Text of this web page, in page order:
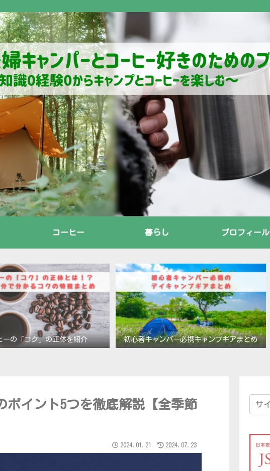
コーヒー 暮らし プロフィール
ーの「コク」の正体を紹介 初心者キャンパー必携キャンプギアまとめ
ポイント5つを徹底解説【全季節
2024.01.21 2024.07.23